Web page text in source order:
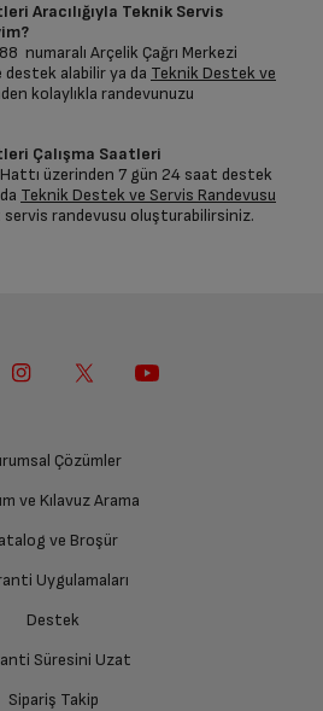
Aracılığıyla Teknik Servis
numaralı Arçelik Çağrı Merkezi
destek alabilir ya da Teknik Destek ve
kolaylıkla randevunuzu
Çalışma Saatleri
üzerinden 7 gün 24 saat destek
Teknik Destek ve Servis Randevusu
randevusu oluşturabilirsiniz.
Çözümler
ve Kılavuz Arama
ve Broşür
Uygulamaları
Destek
Süresini Uzat
Sipariş Takip